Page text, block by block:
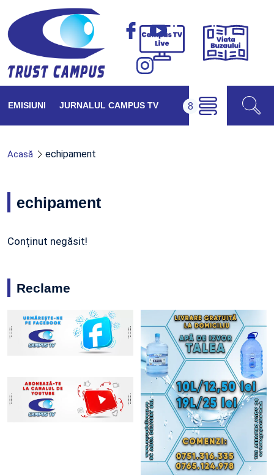
Campus
Viața
EMISIUNI JURNALUL CAMPUS TV
Acasă echipament
echipament
Conținut negăsit!
Reclame